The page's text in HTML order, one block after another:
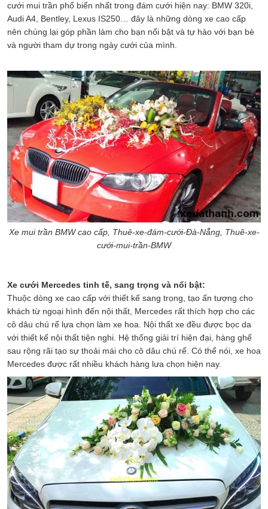
cưới mui trần phổ biển nhất trong đám cưới hiện nay: BMW 320i,
Audi A4, Bentley, Lexus IS250… đây là những dòng xe cao cấp
nên chúng lại góp phần làm cho bạn nổi bật và tự hào với bạn bè
và người tham dự trong ngày cưới của mình.
Xe mui trần BMW cao cấp, Thuê-xe-đám-cưới-Đà-Nẵng, Thuê-xe-
cưới-mui-trần-BMW
Xe cưới Mercedes tinh tế, sang trọng và nổi bật:
Thuộc dòng xe cao cấp với thiết kế sang trọng, tạo ấn tượng cho
khách từ ngoại hình đến nội thất, Mercedes rất thích hợp cho các
cô dâu chú rể lựa chọn làm xe hoa. Nội thất xe đều được bọc da
với thiết kế nội thất tiện nghi. Hệ thống giải trí hiện đại, hàng ghế
sau rộng rãi tạo sự thoải mái cho cô dâu chú rể. Có thể nói, xe hoa
Mercedes được rất nhiều khách hàng lưa chọn hiện nay.